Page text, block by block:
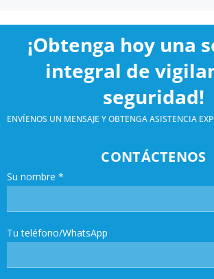
¡Obtenga hoy una
integral de
seguridad!
ENVÍENOS UN MENSAJE Y OBTENGA ASISTENCIA
CONTÁCTENOS
Su nombre *
Tu teléfono/WhatsApp